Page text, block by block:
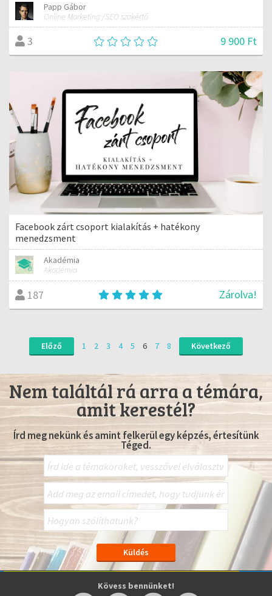
Papp Gábor
Online Marketing /SEO szakértő
3 9 900 Ft
Facebook zárt csoport kialakítás + hatékony
menedzsment
Akadémia
Akadémia
187 Zárolva!
Előző 1 2 3 4 5 6 7 8 Következő
Nem találtál rá arra a témára,
amit kerestél?
Írd meg nekünk és amint felkerül egy képzés, értesítünk
Téged.
Kövess bennünket!